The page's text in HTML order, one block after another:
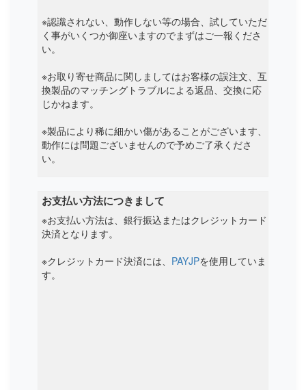
※認識されない、動作しない等の場合、試していただ
く事がいくつか御座いますのでまずはご一報くださ
い。
※お取り寄せ商品に関しましてはお客様の誤注文、互
換製品のマッチングトラブルによる返品、交換に応
じかねます。
※製品により稀に細かい傷があることがございます、
動作には問題ございませんので予めご了承くださ
い。
お支払い方法につきまして
※お支払い方法は、銀行振込またはクレジットカード
決済となります。
※クレジットカード決済には、 PAYJPを使用していま
す。